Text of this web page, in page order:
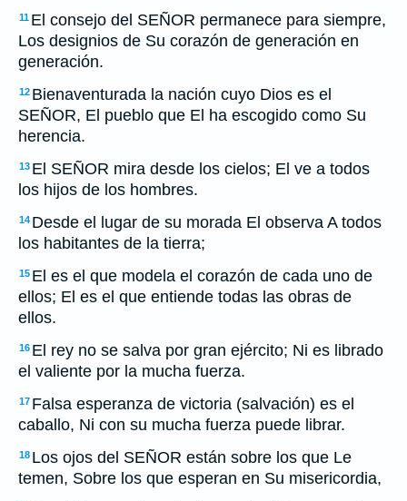
11 El consejo del SEÑOR permanece para siempre,
Los designios de Su corazón de generación en
generación.
12 Bienaventurada la nación cuyo Dios es el
SEÑOR, El pueblo que El ha escogido como Su
herencia.
13 El SEÑOR mira desde los cielos; El ve a todos
los hijos de los hombres.
14 Desde el lugar de su morada El observa A todos
los habitantes de la tierra;
15 El es el que modela el corazón de cada uno de
ellos; El es el que entiende todas las obras de
ellos.
16 El rey no se salva por gran ejército; Ni es librado
el valiente por la mucha fuerza.
17 Falsa esperanza de victoria (salvación) es el
caballo, Ni con su mucha fuerza puede librar.
18 Los ojos del SEÑOR están sobre los que Le
temen, Sobre los que esperan en Su misericordia,